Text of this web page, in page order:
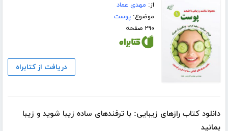
از: مهدی عماد
موضوع:پوست
۲۹۰ صفحه
دریافت از کتابراه
دانلود کتاب رازهای زیبایی: با ترفندهای ساده زیبا شوید و زیبا
بمانید